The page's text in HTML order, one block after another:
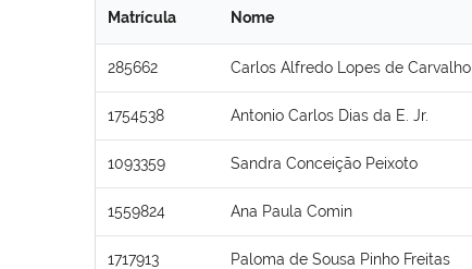
Matrícula Nome
285662 Carlos Alfredo Lopes de Carvalho
1754538 Antonio Carlos Dias da E. Jr.
1093359 Sandra Conceição Peixoto
1559824 Ana Paula Comin
1717913 Paloma de Sousa Pinho Freitas